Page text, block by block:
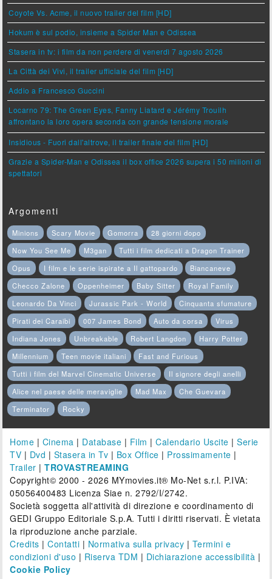
Coyote Vs. Acme, il nuovo trailer del film [HD]
Hokum è sul podio, insieme a Spider Man e Odissea
Stasera in tv: i film da non perdere di venerdì 7 agosto 2026
La Città dei Vivi, il trailer ufficiale del film [HD]
Addio a Francesco Guccini
Locarno 79: The Green Eyes, Fanny Liatard e Jérémy Trouilh
affrontano la loro opera seconda con grande tensione morale
Insidious - Fuori dall'altrove, il trailer finale del film [HD]
Grazie a Spider-Man e Odissea il box office 2026 supera i 50 milioni di
spettatori
Argomenti
Minions Scary Movie Gomorra
28 giorni dopo
Now You See Me
M3gan
Tutti i film dedicati a Dragon Trainer
Opus
I film e le serie ispirate a Il gattopardo
Biancaneve
Checco Zalone
Oppenheimer Baby Sitter
Royal Family
Leonardo Da Vinci
Jurassic Park - World
Cinquanta sfumature
Pirati dei Caraibi
007 James Bond Auto da corsa
Virus
Indiana Jones
Unbreakable Robert Langdon
Harry Potter
Millennium
Teen movie italiani
Fast and Furious
Tutti i film del Marvel Cinematic Universe
Il signore degli anelli
Alice nel paese delle meraviglie
Mad Max
Che Guevara
Terminator
Rocky
Home | Cinema | Database | Film |Calendario Uscite |Serie
TV | Dvd | Stasera in Tv | Box Office | Prossimamente |
Trailer |TROVASTREAMING
Copyright© 2000 - 2026 MYmovies.it® Mo-Net s.r.l. P.IVA:
05056400483 Licenza Siae n. 2792/I/2742.
Società soggetta all'attività di direzione e coordinamento di
GEDI Gruppo Editoriale S.p.A. Tutti i diritti riservati. È vietata
la riproduzione anche parziale.
Credits |Contatti | Normativa sulla privacy | Termini e
condizioni d'uso | Riserva TDM | Dichiarazione accessibilità |
Cookie Policy